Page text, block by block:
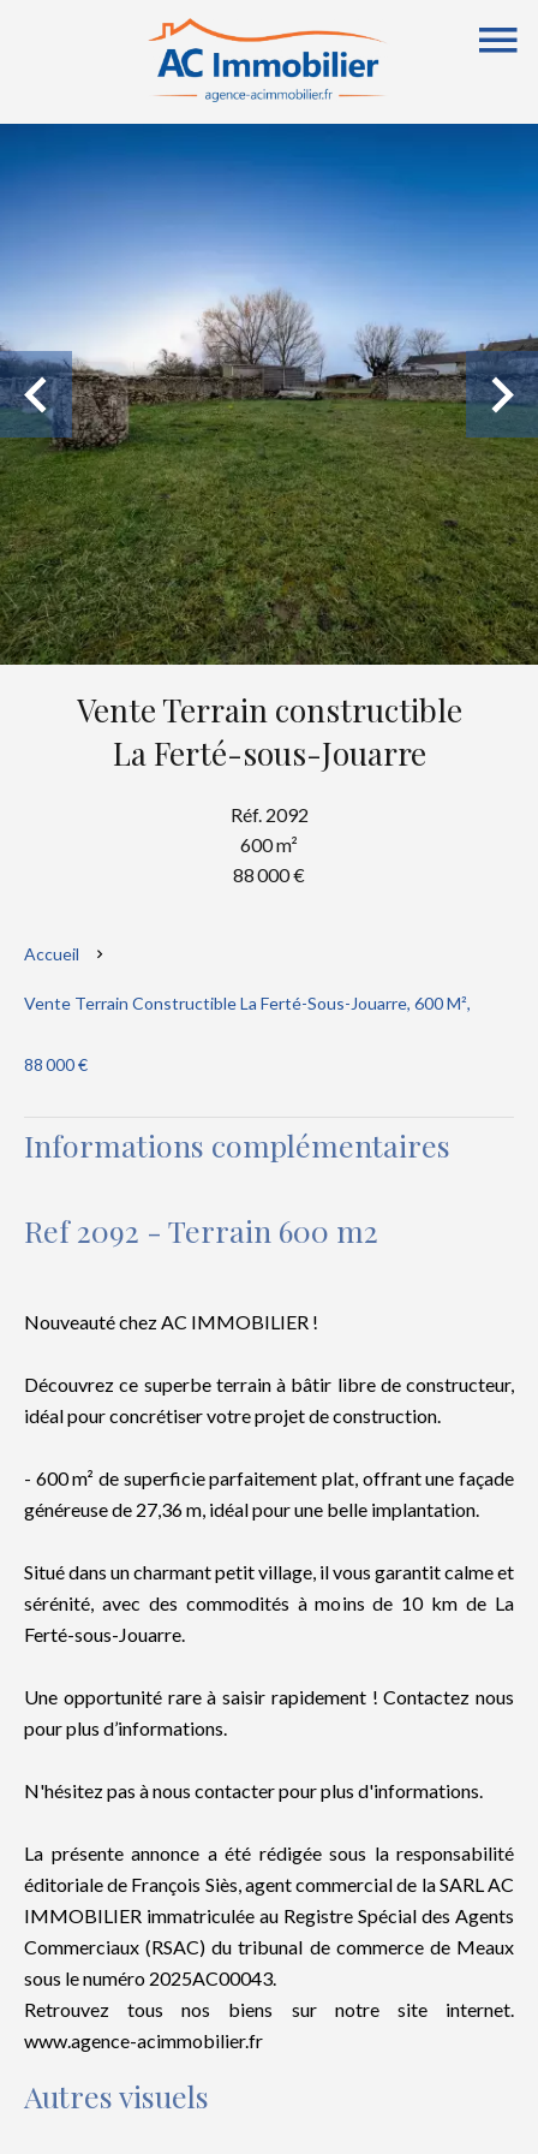
Vente Terrain constructible
La Ferté-sous-Jouarre
Réf. 2092
600 m²
88 000 €
Accueil
Vente Terrain Constructible La Ferté-Sous-Jouarre, 600 M²,
88 000 €
Informations complémentaires
Ref 2092 - Terrain 600 m2
Nouveauté chez AC IMMOBILIER !
Découvrez ce superbe terrain à bâtir libre de constructeur,
idéal pour concrétiser votre projet de construction.
- 600 m² de superficie parfaitement plat, offrant une façade
généreuse de 27,36 m, idéal pour une belle implantation.
Situé dans un charmant petit village, il vous garantit calme et
sérénité, avec des commodités à moins de 10 km de La
Ferté-sous-Jouarre.
Une opportunité rare à saisir rapidement ! Contactez nous
pour plus d’informations.
N'hésitez pas à nous contacter pour plus d'informations.
La présente annonce a été rédigée sous la responsabilité
éditoriale de François Siès, agent commercial de la SARL AC
IMMOBILIER immatriculée au Registre Spécial des Agents
Commerciaux (RSAC) du tribunal de commerce de Meaux
sous le numéro 2025AC00043.
Retrouvez tous nos biens sur notre site internet.
www.agence-acimmobilier.fr
Autres visuels